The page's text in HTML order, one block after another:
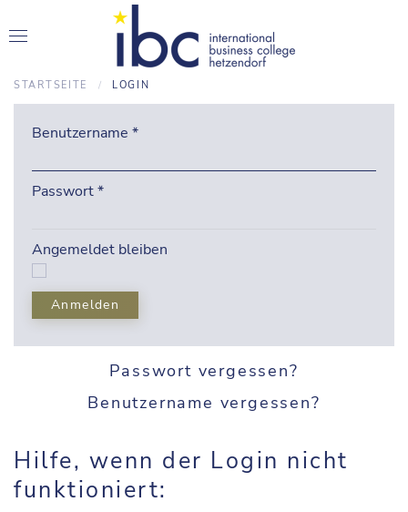
STARTSEITE LOGIN
Benutzername *
Passwort*
Angemeldet bleiben
Anmelden
Passwort vergessen?
Benutzername vergessen?
Hilfe, wenn der Login nicht
funktioniert: